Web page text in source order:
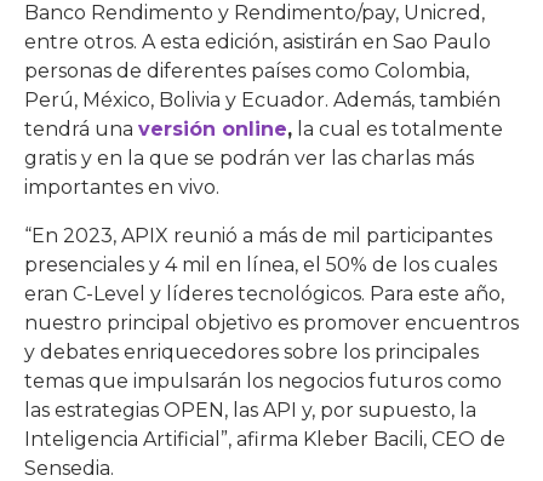
Banco Rendimento y Rendimento/pay, Unicred,
entre otros. A esta edición, asistirán en Sao Paulo
personas de diferentes países como Colombia,
Perú, México, Bolivia y Ecuador. Además, también
tendrá una versión online, la cual es totalmente
gratis y en la que se podrán ver las charlas más
importantes en vivo.
“En 2023, APIX reunió a más de mil participantes
presenciales y 4 mil en línea, el 50% de los cuales
eran C-Level y líderes tecnológicos. Para este año,
nuestro principal objetivo es promover encuentros
y debates enriquecedores sobre los principales
temas que impulsarán los negocios futuros como
las estrategias OPEN, las API y, por supuesto, la
Inteligencia Artificial”, afirma Kleber Bacili, CEO de
Sensedia.